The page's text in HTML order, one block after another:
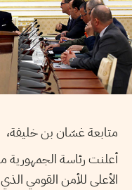
متابعة غسّان بن خليفة،
أعلنت رئاسة الجمهورية
الأعلى للأمن القومي